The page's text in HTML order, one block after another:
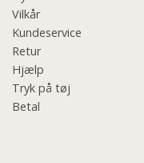
Vilkår
Kundeservice
Retur
Hjælp
Tryk på tøj
Betal